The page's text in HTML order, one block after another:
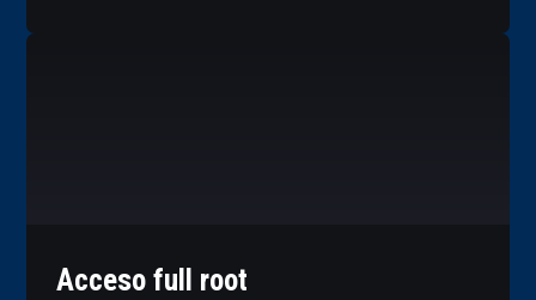
Acceso full root